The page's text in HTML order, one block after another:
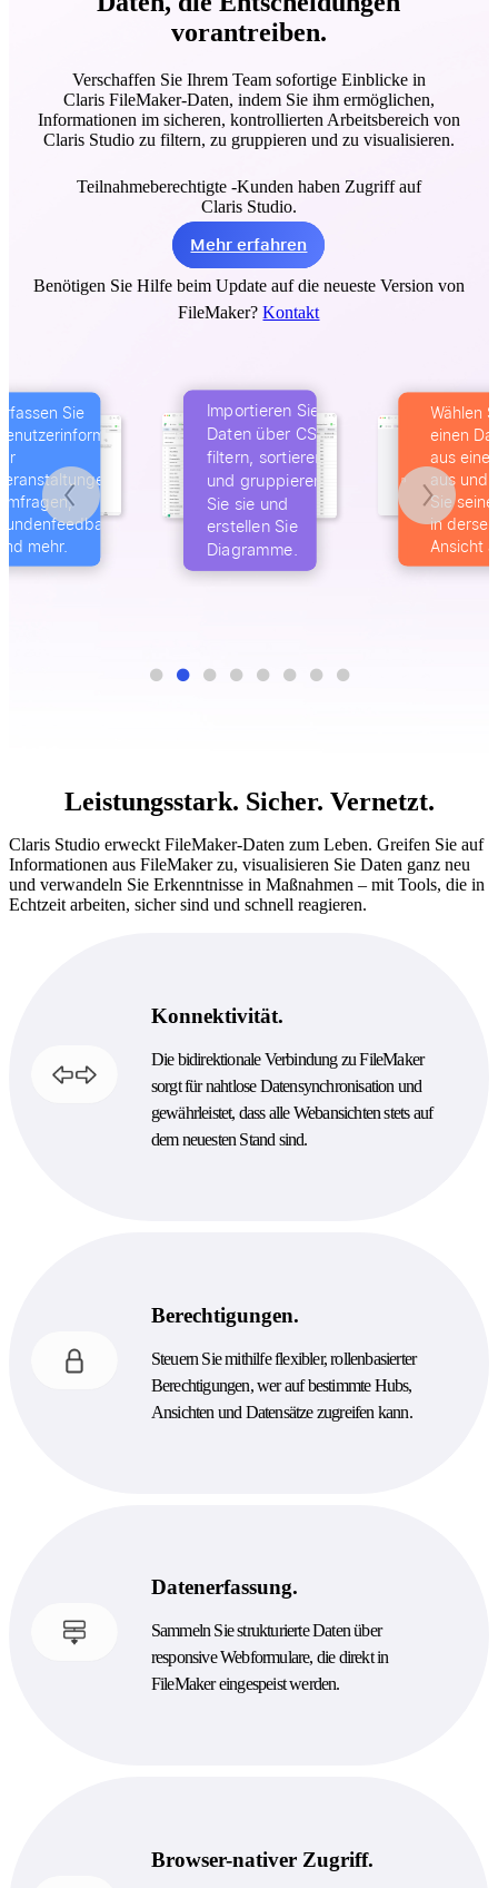
vorantreiben.
Verschaffen Sie Ihrem Team sofortige Einblicke in
Claris FileMaker-Daten, indem Sie ihm ermöglichen,
Informationen im sicheren, kontrollierten Arbeitsbereich von
Claris Studio zu filtern, zu gruppieren und zu visualisieren.
Teilnahmeberechtigte -Kunden haben Zugriff auf
Claris Studio.
Mehr erfahren
Benötigen Sie Hilfe beim Update auf die neueste Version von
FileMaker?Kontakt
Sie
über CSV,
sortieren
gruppieren
sie und
Sie
Wählen Sie
einen Datensatz
aus einer Liste
aus und zeigen
Sie seine Details
in derselben
Ansicht an.
Bilder,
und PDFs
einem
Layout.
Leistungsstark. Sicher. Vernetzt.
Claris Studio erweckt FileMaker-Daten zum Leben. Greifen Sie auf
Informationen aus FileMaker zu, visualisieren Sie Daten ganz neu
und verwandeln Sie Erkenntnisse in Maßnahmen – mit Tools, die in
Echtzeit arbeiten, sicher sind und schnell reagieren.
Konnektivität.
Die bidirektionale Verbindung zu FileMaker
sorgt für nahtlose Datensynchronisation und
gewährleistet, dass alle Webansichten stets auf
dem neuesten Stand sind.
Berechtigungen.
Steuern Sie mithilfe flexibler, rollenbasierter
Berechtigungen, wer auf bestimmte Hubs,
Ansichten und Datensätze zugreifen kann.
Datenerfassung.
Sammeln Sie strukturierte Daten über
responsive Webformulare, die direkt in
FileMaker eingespeist werden.
Browser-nativer Zugriff.